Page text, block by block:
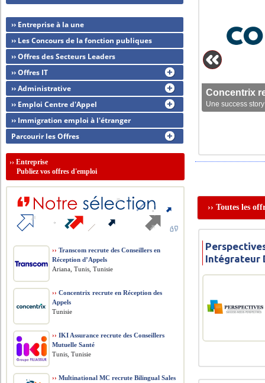
Concentrix
Une success
›› Toutes les
Intégrateur
›› Entreprise à la une
›› Les Concours de la fonction publiques
›› Offres des Secteurs Leaders
›› Offres IT
›› Administrative
›› Emploi Centre d'Appel
›› Immigration emploi à l'étranger
Parcourir les Offres
››Entreprise
Publiez vos offres d'emploi
›› Transcom recrute des Conseillers en
Réception d’Appels
Ariana, Tunis, Tunisie
›› Concentrix recrute en Réception des
Appels
Tunisie
›› IKI Assurance recrute des Conseillers
Mutuelle Santé
Tunis, Tunisie
›› Multinational MC recrute Bilingual Sales